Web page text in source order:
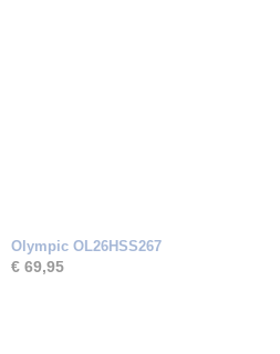
Olympic OL26HSS267
€ 69,95